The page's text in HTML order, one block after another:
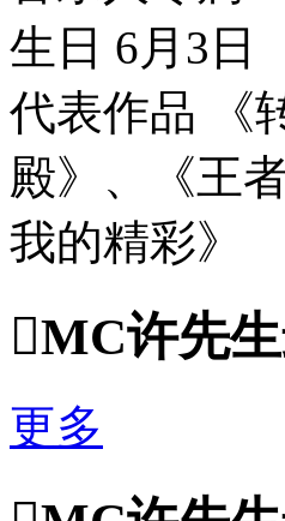
生日 6月3日
代表作品 《
殿》、《王
我的精彩》
MC许先
更多